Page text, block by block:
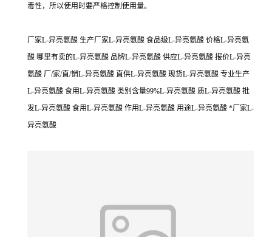
毒性，所以使用时要严格控制使用量。
厂家L-异亮氨酸 生产厂家L-异亮氨酸 食品级L-异亮氨酸 价格L-异亮氨
酸 哪里有卖的L-异亮氨酸 品牌L-异亮氨酸 供应L-异亮氨酸 报价L-异亮
氨酸 厂/家/直/销L-异亮氨酸 直供L-异亮氨酸 现货L-异亮氨酸 专业生产
L-异亮氨酸 食用L-异亮氨酸 类别含量99%L-异亮氨酸 质L-异亮氨酸 批
发L-异亮氨酸 食用L-异亮氨酸 作用L-异亮氨酸 用途L-异亮氨酸 *厂家L-
异亮氨酸